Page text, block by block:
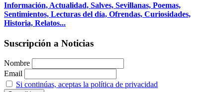
Información, Actualidad, Salves, Sevillanas, Poemas,
Sentimientos, Lecturas del día, Ofrendas, Curiosidades,
Historia, Relatos...
Suscripción a Noticias
Nombre
Email
Si continúas, aceptas la política de privacidad